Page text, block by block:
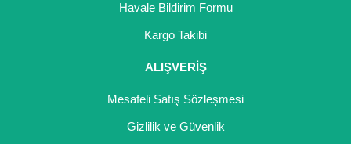
Havale Bildirim Formu
Kargo Takibi
ALIŞVERİŞ
Mesafeli Satış Sözleşmesi
Gizlilik ve Güvenlik